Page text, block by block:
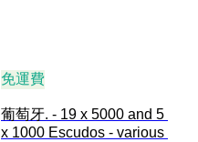
免運費
葡萄牙. - 19 x 5000 and 5
x 1000 Escudos - various